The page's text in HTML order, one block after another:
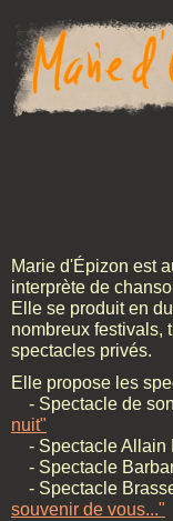
Marie d'Épizon est
interprète de
Elle se produit en
nombreux festivals,
spectacles privés.
Elle propose les
- Spectacle de
nuit"
- Spectacle Allain
- Spectacle
- Spectacle
souvenir de vous..."